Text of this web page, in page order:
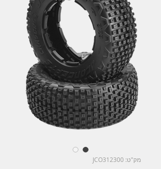
מק"ט: JCO312300